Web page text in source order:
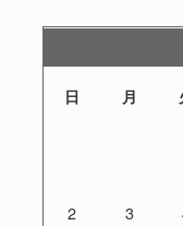
日 月
2 3